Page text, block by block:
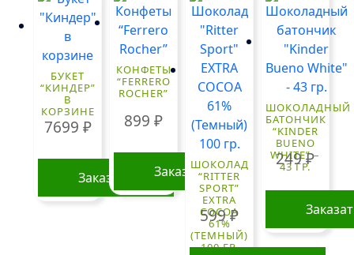
БУКЕТ
“КИНДЕР”
В
КОРЗИНЕ
7699 ₽
Заказать
КОНФЕТЫ
“FERRERO
ROCHER”
899₽
ЗаказатьШОКОЛАД
“RITTER
SPORT”
EXTRA
COCOA
61%
(ТЕМНЫЙ)
100 ГР.
599₽
ШОКОЛАДНЫЙ
БАТОНЧИК
“KINDER
BUENO
WHITE” –
43 ГР.
249₽